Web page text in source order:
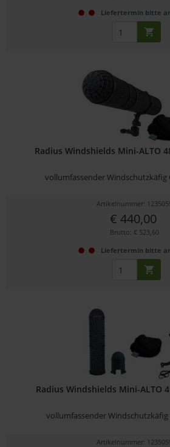
Liefertermin bitte
Radius Windshields Mini-ALTO
vollumfassender Windschutzkäfig
Artikelnummer:
€ 440,00
Brutto: € 523,60
Liefertermin bitte
Radius Windshields Mini-ALTO
vollumfassender Windschutzkäfig
Artikelnummer: